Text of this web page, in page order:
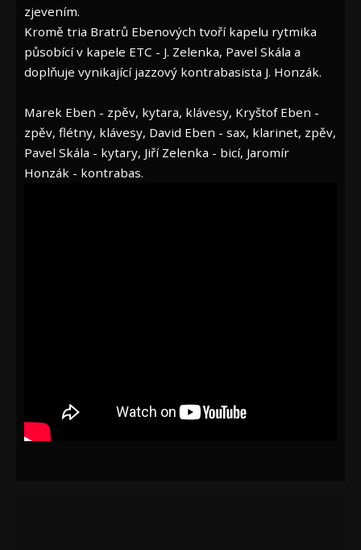
zjevením.
Kromě tria Bratrů Ebenových tvoří kapelu rytmika
působící v kapele ETC - J. Zelenka, Pavel Skála a
doplňuje vynikající jazzový kontrabasista J. Honzák.
Marek Eben - zpěv, kytara, klávesy, Kryštof Eben -
zpěv, flétny, klávesy, David Eben - sax, klarinet, zpěv,
Pavel Skála - kytary, Jiří Zelenka - bicí, Jaromír
Honzák - kontrabas.